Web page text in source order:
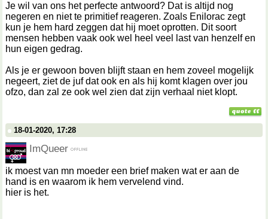
Je wil van ons het perfecte antwoord? Dat is altijd nog
negeren en niet te primitief reageren. Zoals Enilorac zegt
kun je hem hard zeggen dat hij moet oprotten. Dit soort
mensen hebben vaak ook wel heel veel last van henzelf en
hun eigen gedrag.
Als je er gewoon boven blijft staan en hem zoveel mogelijk
negeert, ziet de juf dat ook en als hij komt klagen over jou
ofzo, dan zal ze ook wel zien dat zijn verhaal niet klopt.
18-01-2020, 17:28
ImQueer
ik moest van mn moeder een brief maken wat er aan de
hand is en waarom ik hem vervelend vind.
hier is het.